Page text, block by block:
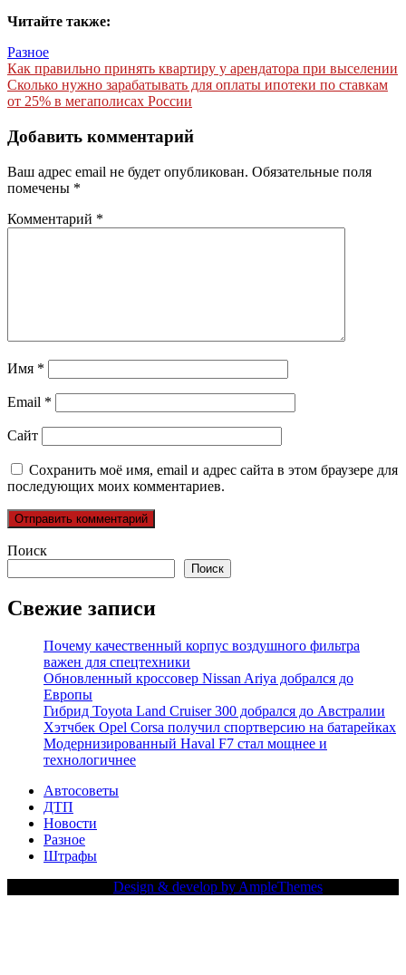
Читайте также:
Разное
Навигация
по
Как правильно принять квартиру у арендатора при выселении
Сколько нужно зарабатывать для оплаты ипотеки по ставкам
от 25% в мегаполисах России
Добавить комментарий
Ваш адрес email не будет опубликован. Обязательные поля
помечены *
Комментарий *
Имя *
Email *
Сайт
Сохранить моё имя, email и адрес сайта в этом браузере для
последующих моих комментариев.
Поиск
Поиск
Свежие записи
Почему качественный корпус воздушного фильтра
важен для спецтехники
Обновленный кроссовер Nissan Ariya добрался до
Европы
Гибрид Toyota Land Cruiser 300 добрался до Австралии
Хэтчбек Opel Corsa получил спортверсию на батарейках
Модернизированный Haval F7 стал мощнее и
технологичнее
Автосоветы
ДТП
Новости
Разное
Штрафы
Design & develop by AmpleThemes